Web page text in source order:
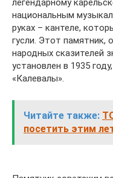
легендарному
национальным
руках – кантеле,
гусли. Этот памятник,
народных сказителей
установлен в 1935
«Калевалы».
Читайте также:
посетить этим